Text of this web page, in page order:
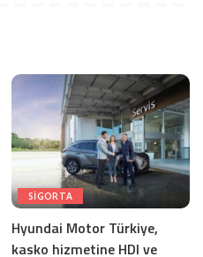
SIGORTA
Hyundai Motor Türkiye,
kasko hizmetine HDI ve